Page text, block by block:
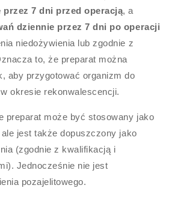
7 dni przed operacją, a
dziennie przez 7 dni po operacji
niedożywienia lub zgodnie z
to, że preparat można
aby przygotować organizm do
okresie rekonwalescencji.
preparat może być stosowany jako
jest także dopuszczony jako
(zgodnie z kwalifikacją i
Jednocześnie nie jest
pozajelitowego.